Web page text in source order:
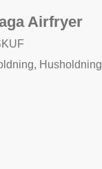
Airfryer
, Husholdning